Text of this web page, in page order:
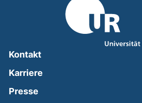
Kontakt
Karriere
Presse